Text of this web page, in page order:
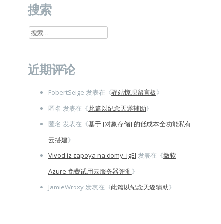
搜索
搜
近期评论
FobertSeige 发表在《驿站惊现留言板》
匿名 发表在《此篇以纪念天遂辅助》
匿名 发表在《基于 [对象存储] 的低成本全功能私有
云搭建》
Vivod iz zapoya na domy_igEl 发表在《微软
Azure 免费试用云服务器评测》
JamieWroxy发表在《此篇以纪念天遂辅助》